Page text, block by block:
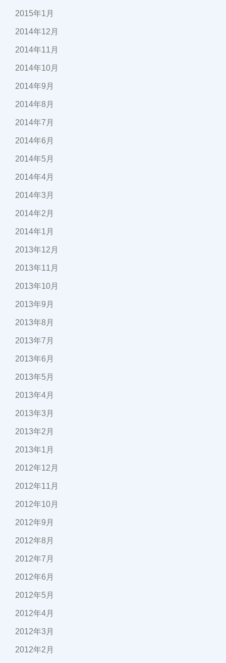
2015年1月
2014年12月
2014年11月
2014年10月
2014年9月
2014年8月
2014年7月
2014年6月
2014年5月
2014年4月
2014年3月
2014年2月
2014年1月
2013年12月
2013年11月
2013年10月
2013年9月
2013年8月
2013年7月
2013年6月
2013年5月
2013年4月
2013年3月
2013年2月
2013年1月
2012年12月
2012年11月
2012年10月
2012年9月
2012年8月
2012年7月
2012年6月
2012年5月
2012年4月
2012年3月
2012年2月